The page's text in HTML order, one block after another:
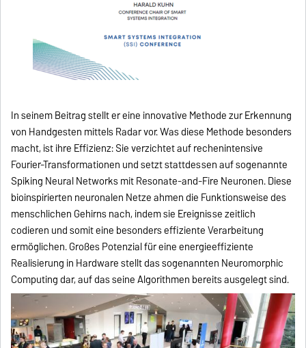
In seinem Beitrag stellt er eine innovative Methode zur Erkennung
von Handgesten mittels Radar vor. Was diese Methode besonders
macht, ist ihre Effizienz: Sie verzichtet auf rechenintensive
Fourier-Transformationen und setzt stattdessen auf sogenannte
Spiking Neural Networks mit Resonate-and-Fire Neuronen. Diese
bioinspirierten neuronalen Netze ahmen die Funktionsweise des
menschlichen Gehirns nach, indem sie Ereignisse zeitlich
codieren und somit eine besonders effiziente Verarbeitung
ermöglichen. Großes Potenzial für eine energieeffiziente
Realisierung in Hardware stellt das sogenannten Neuromorphic
Computing dar, auf das seine Algorithmen bereits ausgelegt sind.